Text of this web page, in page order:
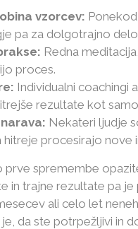
vzorcev:
pa za dolgotrajno delo
Redna
proces.
Individualni coachingi
rezultate kot
Nekateri ljudje
hitreje procesirajo nove
prve spremembe
in trajne rezultate pa
ali celo let
da ste potrpežljivi in